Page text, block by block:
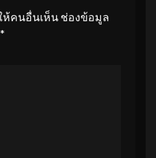
ห้คนอื่นเห็น ช่องข้อมูล
*